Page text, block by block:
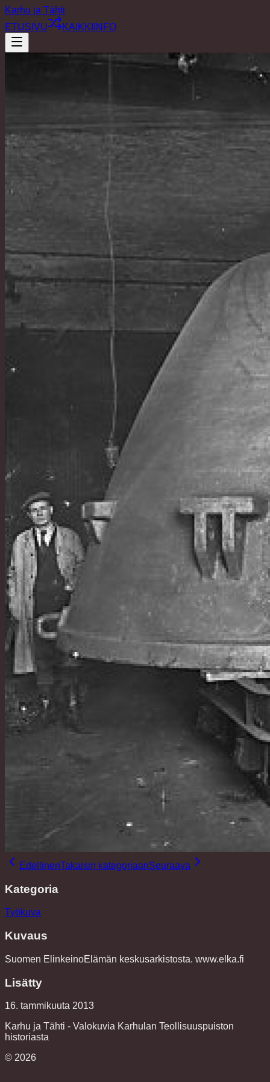
Karhu ja Tähti
ETUSIVU
KAIKKI INFO
EdellinenTakaisin kategoriaanSeuraava
Kategoria
Työkuva
Kuvaus
Suomen ElinkeinoElämän keskusarkistosta. www.elka.fi
Lisätty
16. tammikuuta 2013
Karhu ja Tähti - Valokuvia Karhulan Teollisuuspuiston
historiasta
© 2026